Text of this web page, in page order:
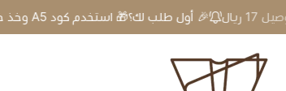
🎉 أول طلب لك؟🎁 استخدم كود A5 وخذ خصم فوري🚚 التوصيل 17 ريال